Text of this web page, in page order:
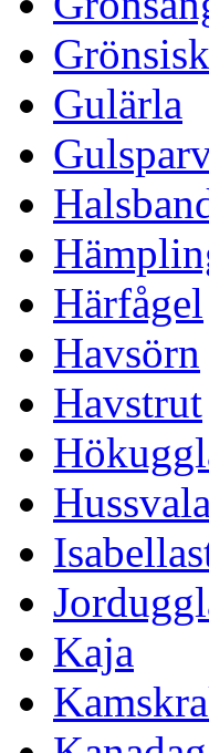
Gulärla
Härfågel
Havsörn
Havstrut
Hussvala
Kaja